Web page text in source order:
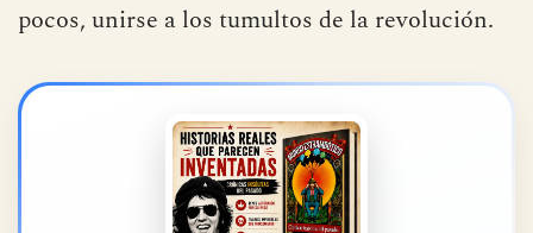
pocos, unirse a los tumultos de la revolución.